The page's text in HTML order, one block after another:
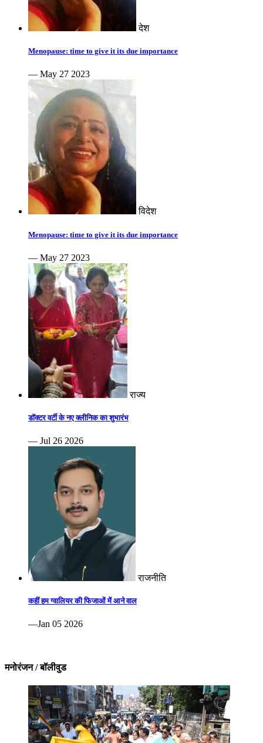
देश
Menopause: time to give it its due importance
— May 27 2023
विदेश
Menopause: time to give it its due importance
— May 27 2023
राज्य
डॉक्टर वर्टी के नए क्लीनिक का शुभारंभ
— Jul 26 2026
राजनीति
कहीं हम ग्वालियर की फिजाओं में आने वाल
—Jan 05 2026
मनोरंजन / बॉलीवुड